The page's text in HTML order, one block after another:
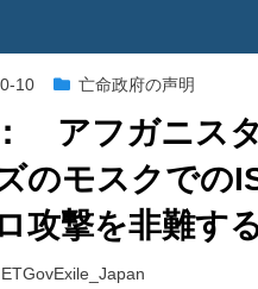
10 亡命政府の声明
アフガニス
のモスクでの
攻撃を非難す
ETGovExile_Japan